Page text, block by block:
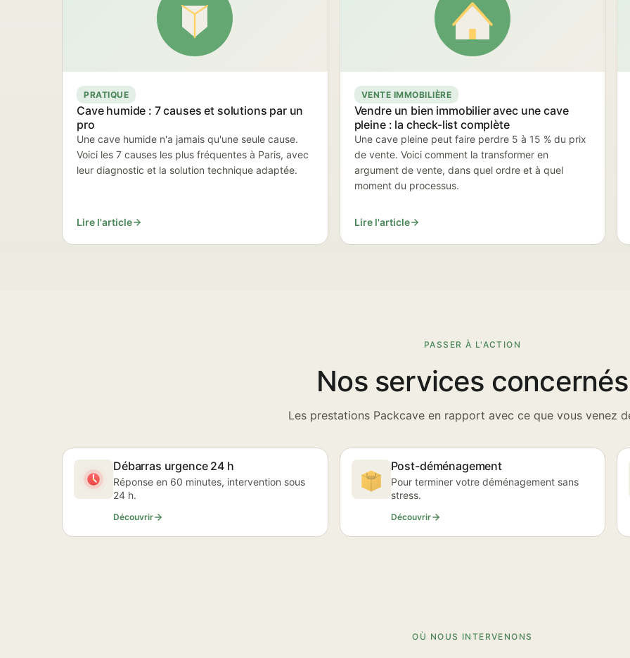
PRATIQUE
Cave humide : 7 causes et solutions par un
pro
Une cave humide n'a jamais qu'une seule cause.
Voici les 7 causes les plus fréquentes à Paris, avec
leur diagnostic et la solution technique adaptée.
Lire l'article
VENTE IMMOBILIÈRE
Vendre un bien immobilier avec une cave
pleine : la check-list complète
Une cave pleine peut faire perdre 5 à 15 % du prix
de vente. Voici comment la transformer en
argument de vente, dans quel ordre et à quel
moment du processus.
Lire l'article
PASSER À L'ACTION
Nos services concernés
Les prestations Packcave en rapport avec ce que vous venez
Débarras urgence 24 h
Réponse en 60 minutes, intervention sous
24 h.
Découvrir
Post-déménagement
Pour terminer votre déménagement sans
stress.
Découvrir
OÙ NOUS INTERVENONS